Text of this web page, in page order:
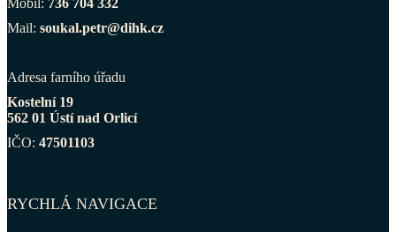
Mobil: 736 704 332
Mail: soukal.petr@dihk.cz
Adresa farního úřadu
Kostelní 19
562 01 Ústí nad Orlicí
IČO: 47501103
RYCHLÁ NAVIGACE